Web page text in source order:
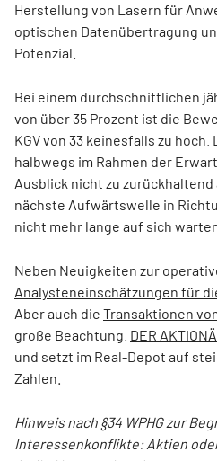
Herstellung von Lasern für
optischen Datenübertragung
Potenzial.
Bei einem durchschnittlichen
von über 35 Prozent ist die
KGV von 33 keinesfalls zu hoch.
halbwegs im Rahmen der
Ausblick nicht zu
nächste Aufwärtswelle in
nicht mehr lange auf sich
Neben Neuigkeiten zur
Analysteneinschätzungen für
Aber auch die Transaktionen
große Beachtung. DER
und setzt im Real-Depot auf
Zahlen.
Hinweis nach §34 WPHG zur
Interessenkonflikte: Aktien